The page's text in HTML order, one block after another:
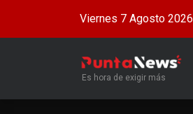
Viernes 7 Agosto 2026
Es hora de exigir más